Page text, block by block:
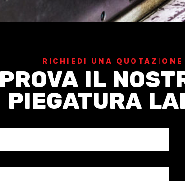
RICHIEDI UNA
PROVA IL
PIEGATURA